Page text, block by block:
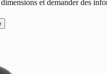
et demander des